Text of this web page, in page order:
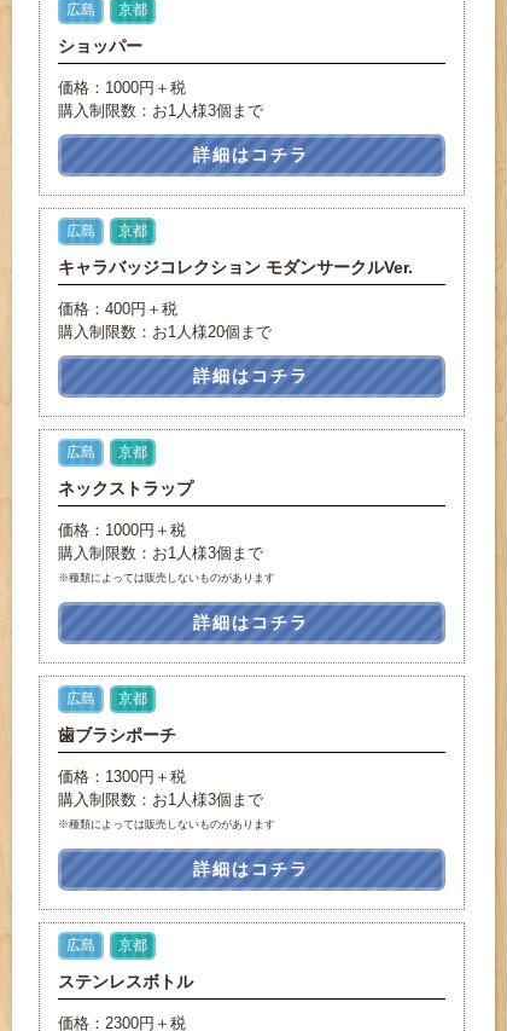
広島 京都
ショッパー
価格：1000円＋税
購入制限数：お1人様3個まで
詳細はコチラ
広島 京都
キャラバッジコレクション モダンサークルVer.
価格：400円＋税
購入制限数：お1人様20個まで
詳細はコチラ
広島 京都
ネックストラップ
価格：1000円＋税
購入制限数：お1人様3個まで
※種類によっては販売しないものがあります
詳細はコチラ
広島 京都
歯ブラシポーチ
価格：1300円＋税
購入制限数：お1人様3個まで
※種類によっては販売しないものがあります
詳細はコチラ
広島 京都
ステンレスボトル
価格：2300円＋税